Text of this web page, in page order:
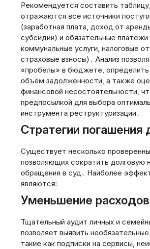
Рекомендуется составить
отражаются все источники
(заработная плата‚ доход от
субсидии) и обязательные платежи
коммунальные услуги‚ налоговые
страховые взносы)․ Анализ
«пробелы» в бюджете‚
объём задолженности‚ а также
финансовой несостоятельности‚
предпосылкой для выбора
инструмента реструктуризации․
Стратегии погашения
Существует несколько
позволяющих сократить долговую
обращения в суд․ Наиболее
являются:
Уменьшение расходов
Тщательный аудит личных и
позволяет выявить необязательные
такие как подписки на сервисы‚